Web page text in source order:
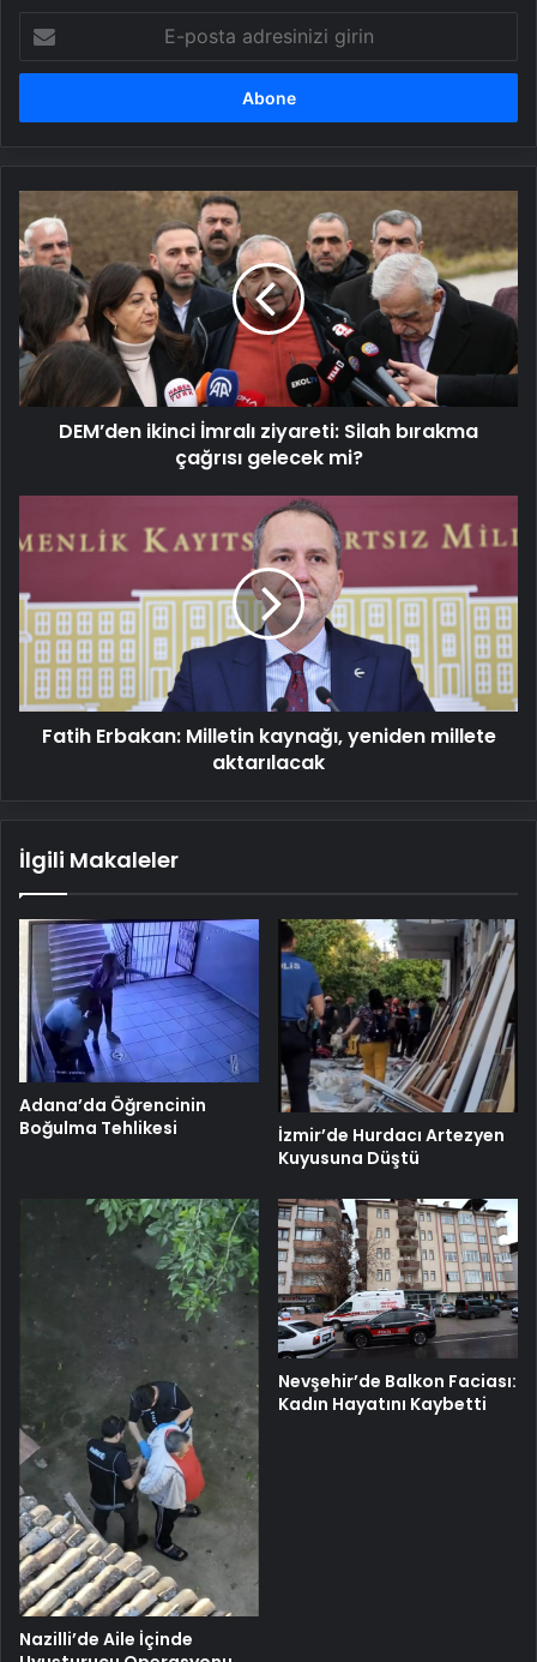
posta
adresinizi
DEM’den
ikinci
İmralı
ziyareti:
bırakma
çağrısı
gelecek
mi?
DEM’den ikinci İmralı ziyareti: Silah bırakma
çağrısı gelecek mi?
Erbakan:
Milletin
yeniden
millete
aktarılacak
Fatih Erbakan: Milletin kaynağı, yeniden millete
aktarılacak
İlgili Makaleler
Adana’da Öğrencinin
Boğulma Tehlikesi
İzmir’de Hurdacı Artezyen
Kuyusuna Düştü
Nazilli’de Aile İçinde
Nevşehir’de Balkon Faciası:
Kadın Hayatını Kaybetti